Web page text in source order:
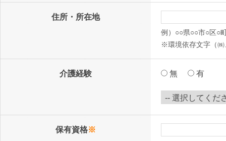
住所・所在地
例）○○県○○市○区○
※環境依存文字（
介護経験 無 有
保有資格※